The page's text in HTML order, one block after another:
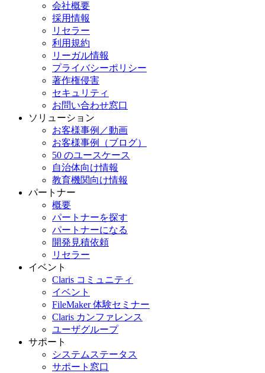
会社概要
採用情報
リセラー
利用規約
リーガル情報
プライバシーポリシー
著作権侵害
セキュリティ
お問い合わせ窓口
ソリューション
お客様事例／動画
お客様事例（ブログ）
50 のユースケース
自治体向け情報
教育機関向け情報
パートナー
概要
パートナーを探す
パートナーになる
開発見積依頼
リセラー
イベント
Claris コミュニティ
イベント
FileMaker 体験セミナー
Claris カンファレンス
ユーザグループ
サポート
システムステータス
サポート窓口